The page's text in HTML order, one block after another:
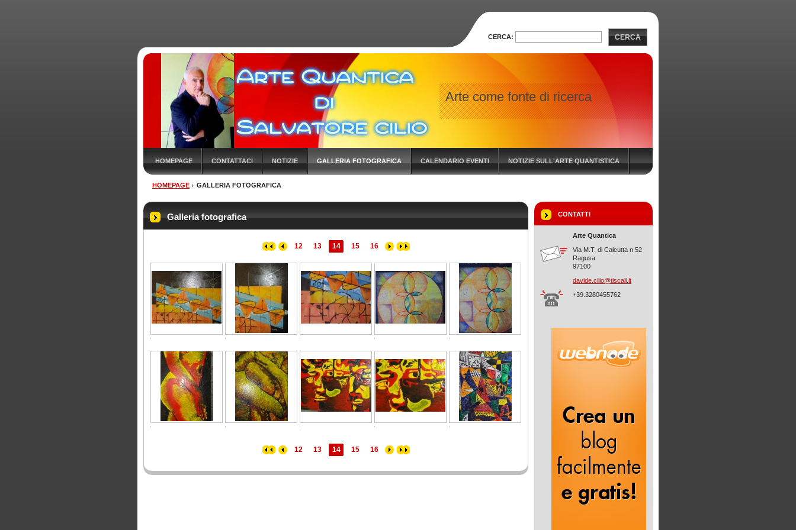
Arte come fonte di ricerca
HOMEPAGE CONTATTACI NOTIZIE GALLERIA FOTOGRAFICA CALENDARIO EVENTI NOTIZIE SULL'ARTE QUANTISTICA
HOMEPAGE GALLERIA FOTOGRAFICA
Galleria fotografica
12 13 14 15 16
12 13 14 15 16
CONTATTI
Arte Quantica
Via M.T. di Calcutta n 52
Ragusa
97100
davide.cilio@tiscali.it
+39.3280455762
CERCA: CERCA